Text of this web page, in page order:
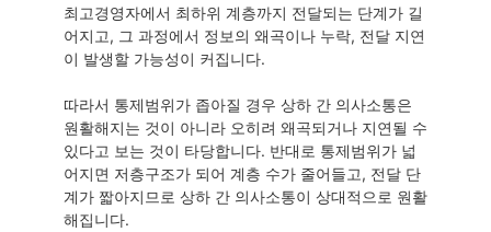
최고경영자에서 최하위 계층까지 전달되는 단계가 길
어지고, 그 과정에서 정보의 왜곡이나 누락, 전달 지연
이 발생할 가능성이 커집니다.
따라서 통제범위가 좁아질 경우 상하 간 의사소통은
원활해지는 것이 아니라 오히려 왜곡되거나 지연될 수
있다고 보는 것이 타당합니다. 반대로 통제범위가 넓
어지면 저층구조가 되어 계층 수가 줄어들고, 전달 단
계가 짧아지므로 상하 간 의사소통이 상대적으로 원활
해집니다.